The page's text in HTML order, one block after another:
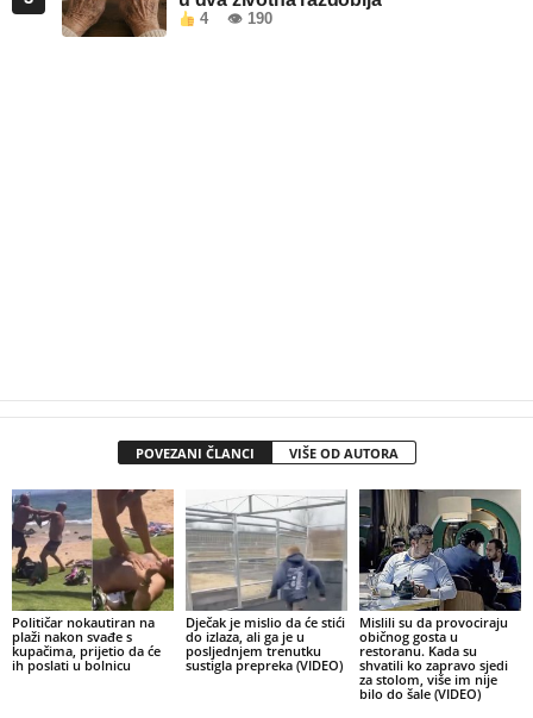
4 👁 190
POVEZANI ČLANCI VIŠE OD AUTORA
Političar nokautiran na
plaži nakon svađe s
kupačima, prijetio da će
ih poslati u bolnicu
Dječak je mislio da će stići
do izlaza, ali ga je u
posljednjem trenutku
sustigla prepreka (VIDEO)
Mislili su da provociraju
običnog gosta u
restoranu. Kada su
shvatili ko zapravo sjedi
za stolom, više im nije
bilo do šale (VIDEO)